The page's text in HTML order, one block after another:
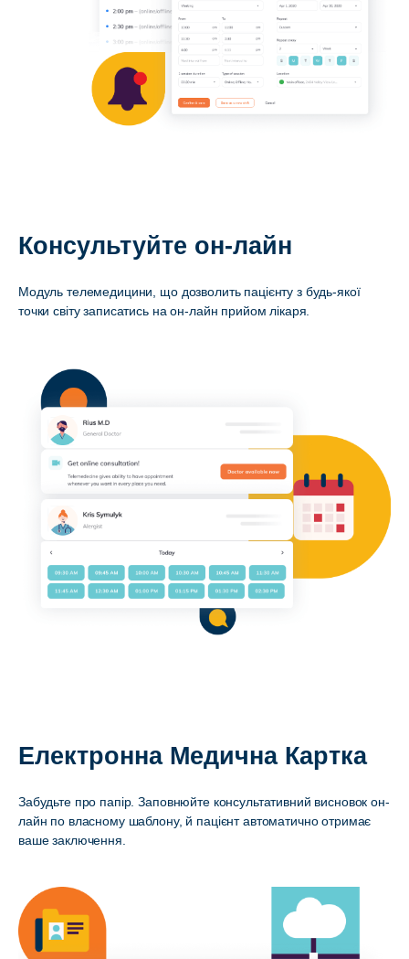
Консультуйте он-лайн
Модуль телемедицини, що дозволить пацієнту з будь-якої
точки світу записатись на он-лайн прийом лікаря.
Електронна Медична Картка
Забудьте про папір. Заповнюйте консультативний висновок он-
лайн по власному шаблону, й пацієнт автоматично отримає
ваше заключення.